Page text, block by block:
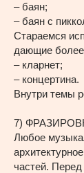
– баян;
– баян с
Стараемся
дающие более
– кларнет;
– концертина.
Внутри темы
7)
Любое
частей.